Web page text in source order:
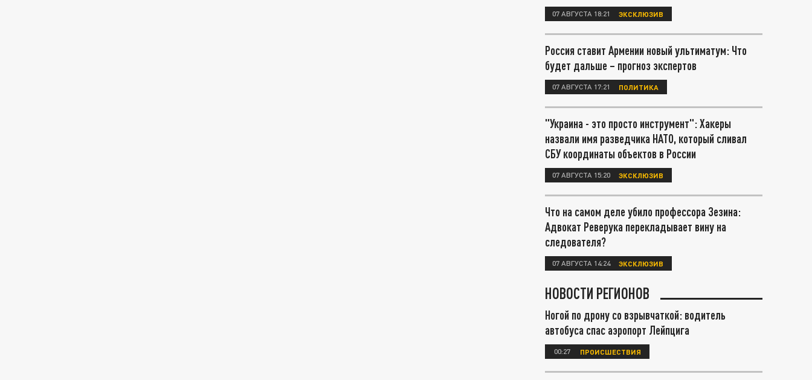
07 АВГУСТА 18:21 ЭКСКЛЮЗИВ
Россия ставит Армении новый ультиматум: Что
будет дальше – прогноз экспертов
07 АВГУСТА 17:21 ПОЛИТИКА
"Украина - это просто инструмент": Хакеры
назвали имя разведчика НАТО, который сливал
СБУ координаты объектов в России
07 АВГУСТА 15:20 ЭКСКЛЮЗИВ
Что на самом деле убило профессора Зезина:
Адвокат Реверука перекладывает вину на
следователя?
07 АВГУСТА 14:24 ЭКСКЛЮЗИВ
НОВОСТИ РЕГИОНОВ
Ногой по дрону со взрывчаткой: водитель
автобуса спас аэропорт Лейпцига
00:27 ПРОИСШЕСТВИЯ